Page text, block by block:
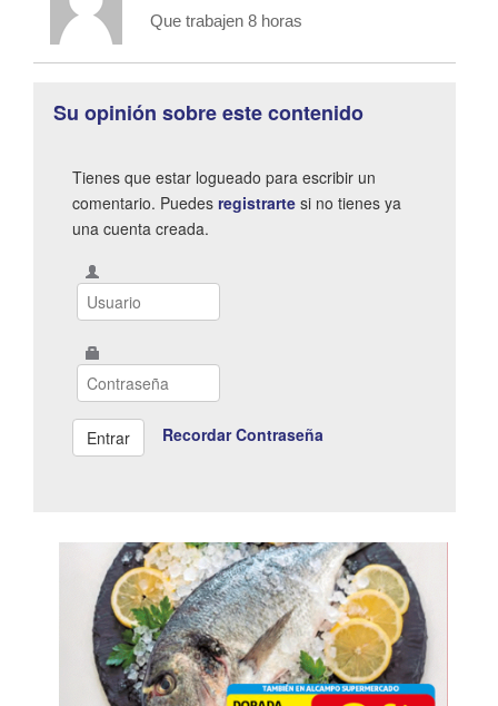
Que trabajen 8 horas
Su opinión sobre este contenido
Tienes que estar logueado para escribir un
comentario. Puedes registrarte si no tienes ya
una cuenta creada.
Recordar Contraseña